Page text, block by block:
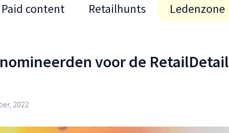
content Retailhunts Ledenzone
voor de RetailDetail
2022